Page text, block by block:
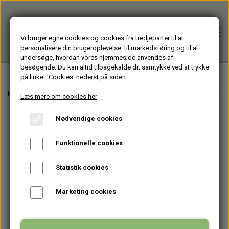
Forside
Firmagaver
Forside Varer fra Huset Venture Aarhus
Vi bruger egne cookies og cookies fra tredjeparter til at
personalisere din brugeroplevelse, til markedsføring og til at
undersøge, hvordan vores hjemmeside anvendes af
besøgende. Du kan altid tilbagekalde dit samtykke ved at trykke
på linket 'Cookies' nederst på siden.
Læs mere om cookies her
Nødvendige cookies
Funktionelle cookies
Statistik cookies
Marketing cookies